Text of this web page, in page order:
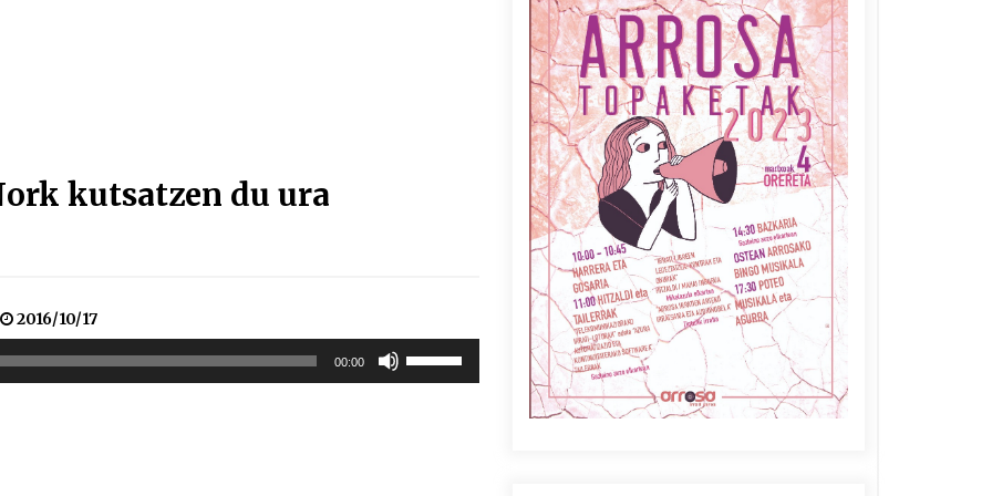
Azaroak 6 Iurretan Arrosa
sarearen IX. topaketak
2021/10/04
Berria egunkarian
elkarrizketa Arrosaren 20
urteez
2021/07/06
2021/07/01
Arrosaren laburpen bideoa
Hamaika Telebistaren eskutik
2021/06/30
kutsatzen du ura
2016/10/17
00:00